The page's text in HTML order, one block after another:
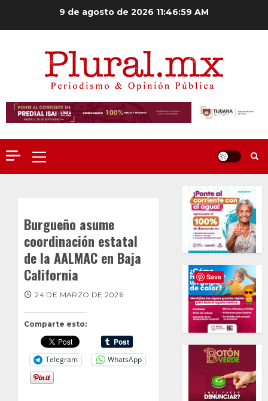
9 de agosto de 2026 11:47:00 AM
Menú
principal
Burgueño asume
coordinación estatal
de la AALMAC en Baja
California
Comparte esto:
Telegram WhatsApp
24 DE MARZO DE 2026
Save